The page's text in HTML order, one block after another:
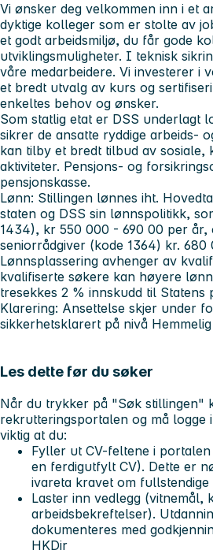
Vi ønsker deg velkommen inn i et
dyktige kolleger som er stolte av
et godt arbeidsmiljø, du får gode
utviklingsmuligheter. I teknisk
våre medarbeidere. Vi investerer i
et bredt utvalg av kurs og
enkeltes behov og ønsker.
Som statlig etat er DSS underlagt
sikrer de ansatte ryddige arbeids-
kan tilby et bredt tilbud av
aktiviteter. Pensjons- og
pensjonskasse.
Lønn: Stillingen lønnes iht.
staten og DSS sin lønnspolitikk,
1434), kr 550 000 - 690 00 per år,
seniorrådgiver (kode 1364) kr.
Lønnsplassering avhenger av
kvalifiserte søkere kan høyere
tresekkes 2 % innskudd til Statens
Klarering: Ansettelse skjer under
sikkerhetsklarert på nivå
Les dette før du søker
Når du trykker på "Søk stillingen"
rekrutteringsportalen og må
viktig at du:
Fyller ut CV-feltene i
en ferdigutfylt CV). Dette er
ivareta kravet om
Laster inn vedlegg (vitnemål,
arbeidsbekreftelser).
dokumenteres med
HKDir